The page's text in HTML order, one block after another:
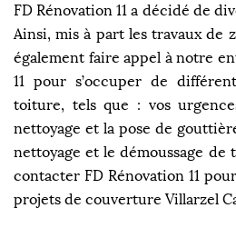
FD Rénovation 11 a décidé de
Ainsi, mis à part les travaux de
également faire appel à notre
11 pour s’occuper de
toiture, tels que : vos
nettoyage et la pose de
nettoyage et le démoussage de
contacter FD Rénovation 11
projets de couverture Villarzel